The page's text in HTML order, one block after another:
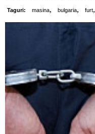
Taguri: masina, bulgaria, furt,